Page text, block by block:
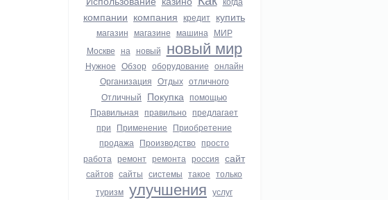
компании компания кредит купить
магазин магазине машина МИР
Москве на новый новый мир
Нужное Обзор оборудование онлайн
Организация Отдых отличного
Отличный Покупка помощью
Правильная правильно предлагает
при Применение Приобретение
продажа Производство просто
работа ремонт ремонта россия сайт
сайтов сайты системы такое только
туризм улучшения услуг